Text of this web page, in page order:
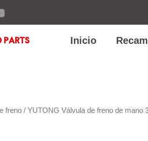
Inicio
freno / YUTONG Válvula de freno de mano